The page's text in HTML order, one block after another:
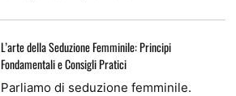
L’arte della Seduzione Femminile: Principi
Fondamentali e Consigli Pratici
Parliamo di seduzione femminile.